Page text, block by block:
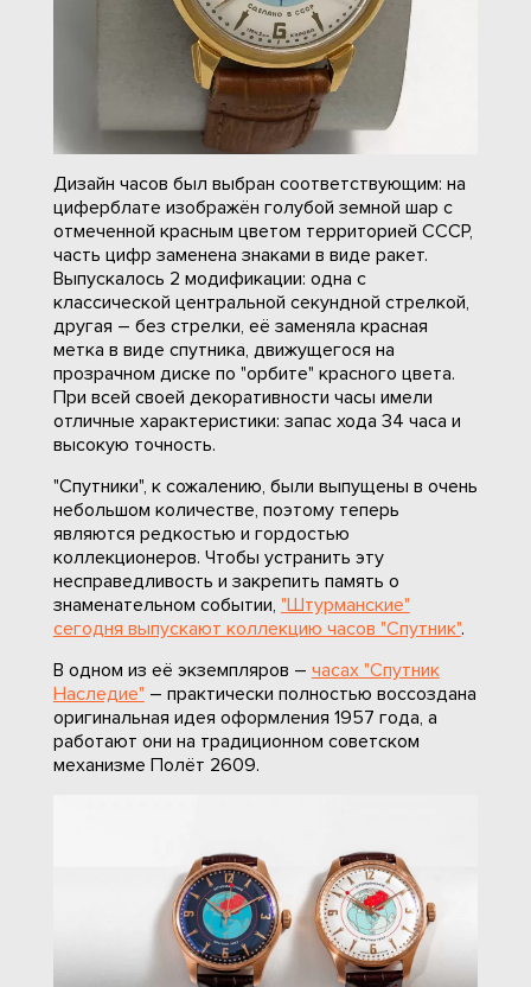
Дизайн часов был выбран соответствующим: на
циферблате изображён голубой земной шар с
отмеченной красным цветом территорией СССР,
часть цифр заменена знаками в виде ракет.
Выпускалось 2 модификации: одна с
классической центральной секундной стрелкой,
другая – без стрелки, её заменяла красная
метка в виде спутника, движущегося на
прозрачном диске по "орбите" красного цвета.
При всей своей декоративности часы имели
отличные характеристики: запас хода 34 часа и
высокую точность.
"Спутники", к сожалению, были выпущены в очень
небольшом количестве, поэтому теперь
являются редкостью и гордостью
коллекционеров. Чтобы устранить эту
несправедливость и закрепить память о
знаменательном событии, "Штурманские"
сегодня выпускают коллекцию часов "Спутник".
В одном из её экземпляров – часах "Спутник
Наследие" – практически полностью воссоздана
оригинальная идея оформления 1957 года, а
работают они на традиционном советском
механизме Полёт 2609.